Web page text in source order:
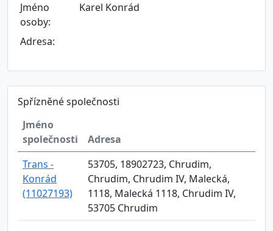
Jméno
osoby:
Karel Konrád
Adresa:
Spřízněné společnosti
Jméno
společnosti
Adresa
Trans -
Konrád
(11027193)
53705, 18902723, Chrudim,
Chrudim, Chrudim IV, Malecká,
1118, Malecká 1118, Chrudim IV,
53705 Chrudim